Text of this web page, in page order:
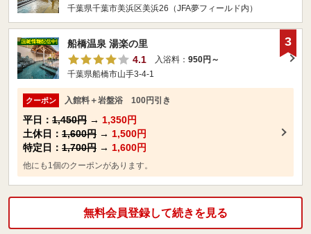
千葉県千葉市美浜区美浜26（JFA夢フィールド内）
船橋温泉 湯楽の里
4.1
入浴料： 950円～
千葉県船橋市山手3-4-1
クーポン 入館料＋岩盤浴 100円引き
平日： 1,450円 → 1,350円
土休日： 1,600円 → 1,500円
特定日： 1,700円 → 1,600円
他にも1個のクーポンがあります。
3
無料会員登録して続きを見る